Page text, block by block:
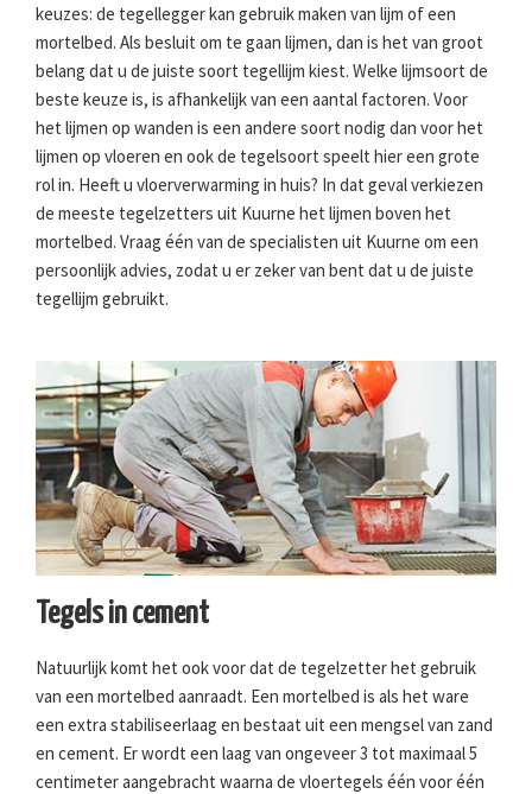
keuzes: de tegellegger kan gebruik maken van lijm of een
mortelbed. Als besluit om te gaan lijmen, dan is het van groot
belang dat u de juiste soort tegellijm kiest. Welke lijmsoort de
beste keuze is, is afhankelijk van een aantal factoren. Voor
het lijmen op wanden is een andere soort nodig dan voor het
lijmen op vloeren en ook de tegelsoort speelt hier een grote
rol in. Heeft u vloerverwarming in huis? In dat geval verkiezen
de meeste tegelzetters uit Kuurne het lijmen boven het
mortelbed. Vraag één van de specialisten uit Kuurne om een
persoonlijk advies, zodat u er zeker van bent dat u de juiste
tegellijm gebruikt.
Tegels in cement
Natuurlijk komt het ook voor dat de tegelzetter het gebruik
van een mortelbed aanraadt. Een mortelbed is als het ware
een extra stabiliseerlaag en bestaat uit een mengsel van zand
en cement. Er wordt een laag van ongeveer 3 tot maximaal 5
centimeter aangebracht waarna de vloertegels één voor één